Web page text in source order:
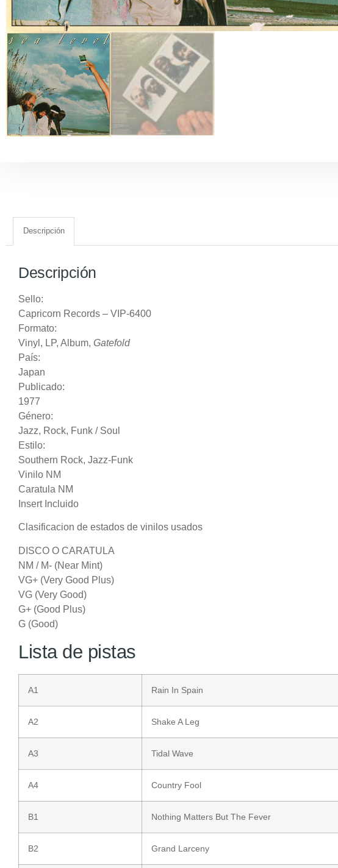
Descripción
Descripción
Sello:
Capricorn Records ‎– VIP-6400
Formato:
Vinyl , LP, Album, Gatefold
País:
Japan
Publicado:
1977
Género:
Jazz, Rock, Funk / Soul
Estilo:
Southern Rock, Jazz-Funk
Vinilo NM
Caratula NM
Insert Incluido
Clasificacion de estados de vinilos usados
DISCO O CARATULA
NM / M- (Near Mint)
VG+ (Very Good Plus)
VG (Very Good)
G+ (Good Plus)
G (Good)
Lista de pistas
A1 Rain In Spain
A2 Shake A Leg
A3 Tidal Wave
A4 Country Fool
B1 Nothing Matters But The Fever
B2 Grand Larceny